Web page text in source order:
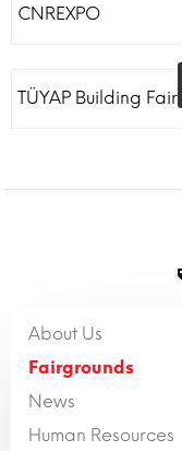
CNREXPO
TÜYAP Building Fair
About Us
Fairgrounds
News
Human Resources